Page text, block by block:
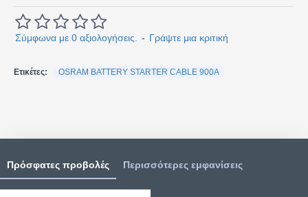
Σύμφωνα με 0 αξιολογήσεις. - Γράψτε μια κριτική
Ετικέτες: OSRAM BATTERY STARTER CABLE 900A
Πρόσφατες προβολές Περισσότερες εμφανίσεις